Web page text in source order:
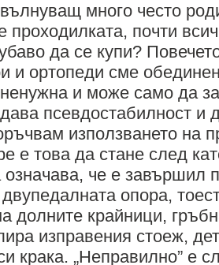
много често
проходилката, почти
да се купи?
и ортопеди сме
и може само да
псевдостабилност и
използването на
е това да стане след
че е завършил
опора,
долните крайници,
изправения стоеж,
крака. „Неправилно” е